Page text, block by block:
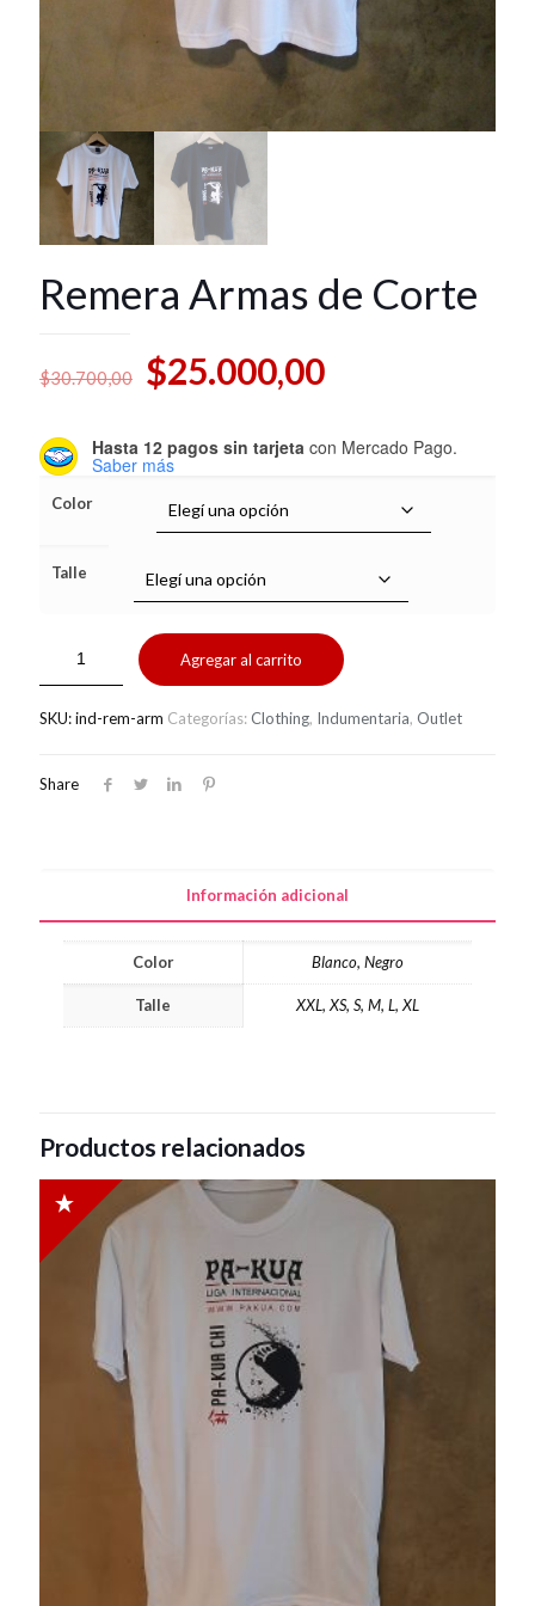
Remera Armas de Corte
$30.700,00
Original
was:
$30.700,00.
$25.000,00Current
is:
Hasta 12 pagos sin tarjeta con Mercado Pago.
Saber más
Color
Talle
Agregar al carrito
SKU:ind-rem-arm Categorías:Clothing, Indumentaria, Outlet
Share
Información adicional
Color Blanco, Negro
Talle XXL, XS, S, M, L, XL
Productos relacionados